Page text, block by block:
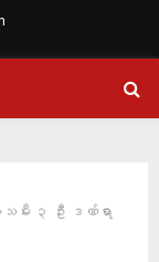
သမီး ၃ ဦး ဒဏ်ရာ